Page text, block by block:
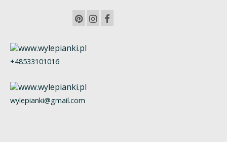
+48533101016
wylepianki@gmail.com